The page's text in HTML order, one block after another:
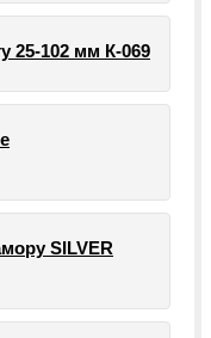
25-102 мм К-069
SILVER